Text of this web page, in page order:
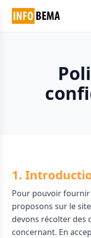
1.
Pour pouvoir fournir
proposons sur le
devons récolter des
concernant. En